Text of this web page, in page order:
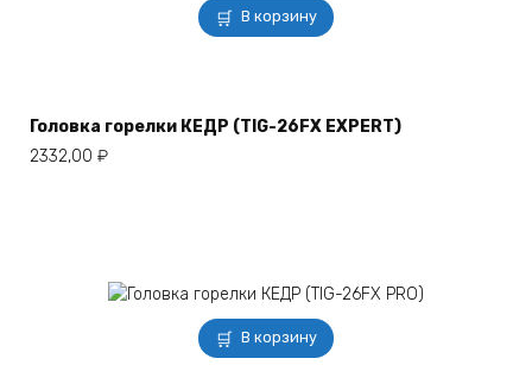
В корзину
Головка горелки КЕДР (TIG-26FX EXPERT)
2332,00 ₽
В корзину